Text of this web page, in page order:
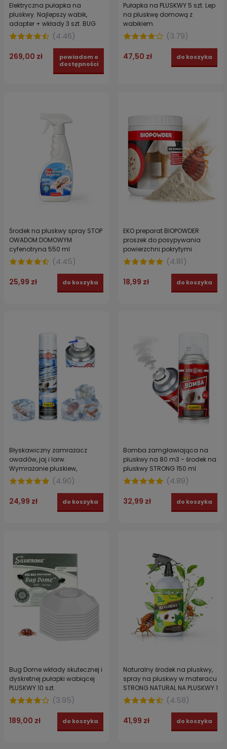
Elektryczna pułapka na
pluskwy. Najlepszy wabik,
adapter + wkłady 3 szt. BUG
DOME
(4.46)
269,00 zł
powiadom o
dostępności
Pułapka na PLUSKWY 5 szt. Lep
na pluskwę domową z
wabikiem.
(3.79)
47,50 zł do koszyka
Środek na pluskwy spray STOP
OWADOM DOMOWYM
cyfenotryna 550 ml
(4.45)
25,99 zł do koszyka
EKO preparat BIOPOWDER
proszek do posypywania
powierzchni pokrytymi
odchodami pluskiew PLUSKWY
500g
(4.81)
18,99 zł do koszyka
Błyskawiczny zamrażacz
owadów, jaj i larw.
Wymrażanie pluskiew,
karaluchów, pcheł, rybików i
moli FREEZER STRONG 300 ml
(4.90)
24,99 zł do koszyka
Bomba zamgławiająca na
pluskwy na 80 m3 - środek na
pluskwy STRONG 150 ml
(4.89)
32,99 zł do koszyka
Bug Dome wkłady skutecznej i
dyskretnej pułapki wabiącej
PLUSKWY 10 szt.
(3.95)
189,00 zł do koszyka
Naturalny środek na pluskwy,
spray na pluskwy w materacu
STRONG NATURAL NA PLUSKWY 1
L
(4.58)
41,99 zł do koszyka